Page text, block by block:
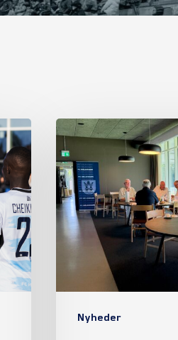
Nyheder
Referat
fra
ordinær
generalforsamling
2026